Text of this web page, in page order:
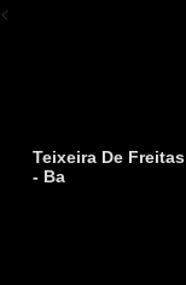
<
Teixeira De Freitas
- Ba